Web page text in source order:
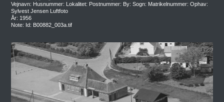
Vejnavn: Husnummer: Lokalitet: Postnummer: By: Sogn: Matrikelnummer: Ophav:
Sylvest Jensen Luftfoto
År: 1956
Note: Id: B00882_003a.tif